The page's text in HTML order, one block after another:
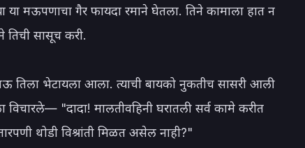
या मऊपणाचा गैर फायदा रमाने घेतला. तिने कामाला हात न
तिची सासूच करी.
तिला भेटायला आला. त्याची बायको नुकतीच सासरी आली
विचारले— "दादा! मालतीवहिनी घरातली सर्व कामे करीत
थोडी विश्रांती मिळत असेल नाही?"